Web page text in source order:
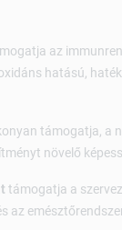
az
hatású,
támogatja, a
növelő
támogatja a
az